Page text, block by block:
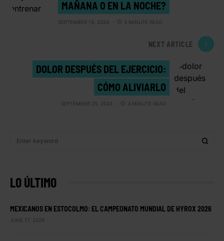
MAÑANA O EN LA NOCHE?
SEPTEMBER 19, 2024 4 MINUTE READ
NEXT ARTICLE
DOLOR DESPUÉS DEL EJERCICIO:
CÓMO ALIVIARLO
SEPTEMBER 25, 2024 4 MINUTE READ
LO ÚLTIMO
MEXICANOS EN ESTOCOLMO: EL CAMPEONATO MUNDIAL DE HYROX 2026
JUNE 17, 2026